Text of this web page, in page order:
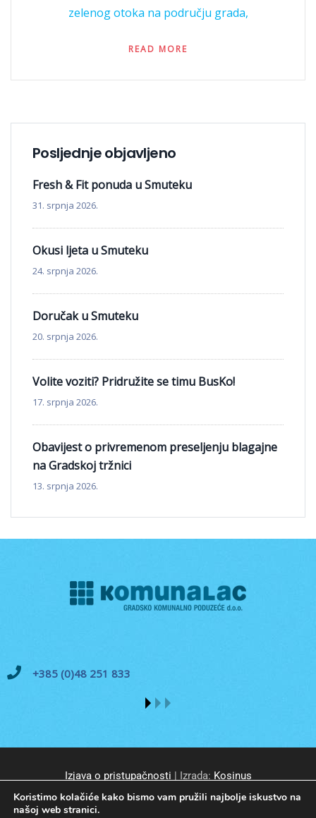
zelenog otoka na području grada,
READ MORE
Posljednje objavljeno
Fresh & Fit ponuda u Smuteku
31. srpnja 2026.
Okusi ljeta u Smuteku
24. srpnja 2026.
Doručak u Smuteku
20. srpnja 2026.
Volite voziti? Pridružite se timu BusKo!
17. srpnja 2026.
Obavijest o privremenom preseljenju blagajne
na Gradskoj tržnici
13. srpnja 2026.
+385 (0)48 251 833
Izjava o pristupačnosti | Izrada: Kosinus
Koristimo kolačiće kako bismo vam pružili najbolje iskustvo na
našoj web stranici.